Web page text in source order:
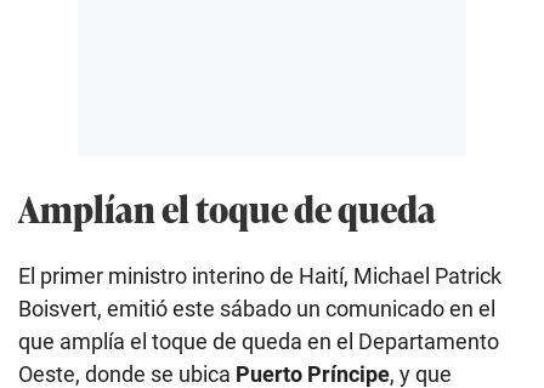
Amplían el toque de queda
El primer ministro interino de Haití, Michael Patrick
Boisvert, emitió este sábado un comunicado en el
que amplía el toque de queda en el Departamento
Oeste, donde se ubica Puerto Príncipe, y que